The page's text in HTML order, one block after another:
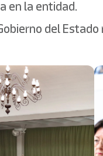
en la entidad.
del